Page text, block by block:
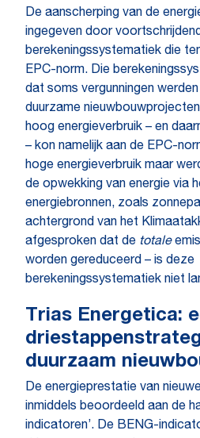
De aanscherping van de
ingegeven door
berekeningssystematiek die
EPC-norm. Die
dat soms vergunningen
duurzame
hoog energieverbruik – en
– kon namelijk aan de EPC-
hoge energieverbruik maar
de opwekking van energie via
energiebronnen, zoals
achtergrond van het
afgesproken dat de totale
worden gereduceerd – is deze
berekeningssystematiek niet
Trias Energetica:
duurzaam
De energieprestatie van
inmiddels beoordeeld aan de
indicatoren’. De BENG-